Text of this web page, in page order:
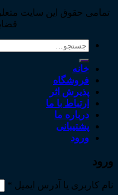
تمامی حقوق این سایت
جستجو
خانه
فروشگاه
پذیرش اثر
ارتباط با ما
درباره ما
پشتیبانی
ورود
ورود
نام کاربری یا آدرس ایمیل *